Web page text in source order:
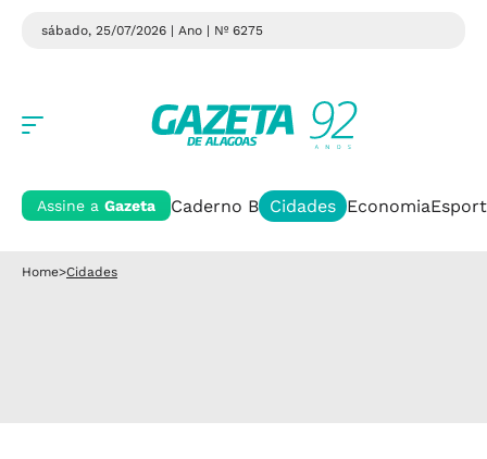
sábado, 25/07/2026 | Ano | Nº 6275
Assine a Gazeta Caderno B Cidades Economia
Home>Cidades